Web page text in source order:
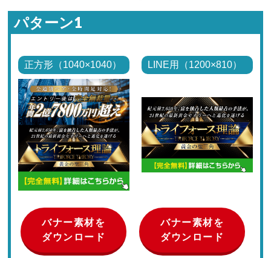
パターン1
正方形（1040×1040） LINE用（1200×810）
バナー素材を
ダウンロード
バナー素材を
ダウンロード